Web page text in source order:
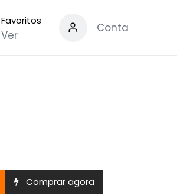
Favoritos
Ver
Conta
Comprar agora